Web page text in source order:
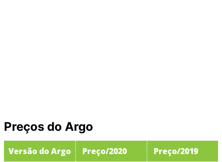
Preços do Argo
Versão do Argo Preço/2020
Preço/2019